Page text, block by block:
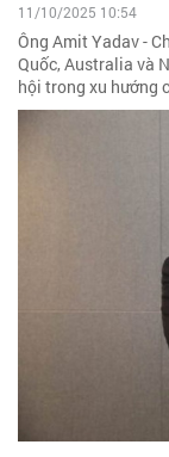
11/10/2025 10:54
Ông Amit Yadav -
Quốc, Australia và
hội trong xu hướng